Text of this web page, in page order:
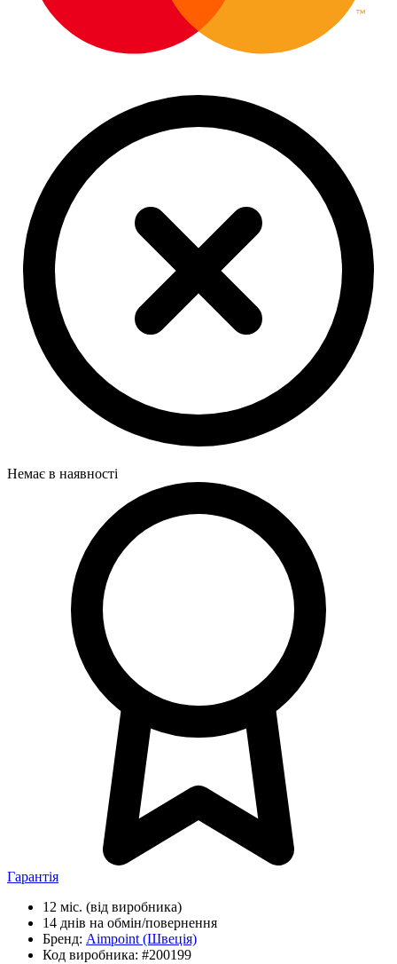
Немає в наявності
Гарантія
12 міс. (від виробника)
14 днів на обмін/повернення
Бренд: Aimpoint (Швеція)
Код виробника: #200199